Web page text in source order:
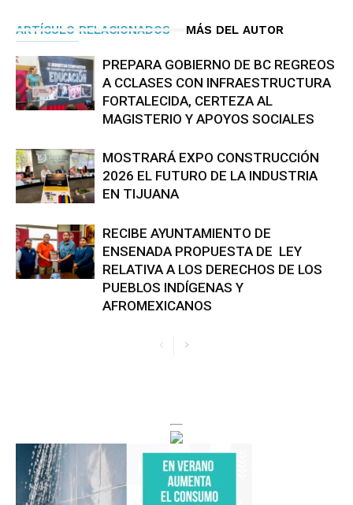
ARTÍCULO RELACIONADOS MÁS DEL AUTOR
PREPARA GOBIERNO DE BC REGREOS
A CCLASES CON INFRAESTRUCTURA
FORTALECIDA, CERTEZA AL
MAGISTERIO Y APOYOS SOCIALES
MOSTRARÁ EXPO CONSTRUCCIÓN
2026 EL FUTURO DE LA INDUSTRIA
EN TIJUANA
RECIBE AYUNTAMIENTO DE
ENSENADA PROPUESTA DE LEY
RELATIVA A LOS DERECHOS DE LOS
PUEBLOS INDÍGENAS Y
AFROMEXICANOS